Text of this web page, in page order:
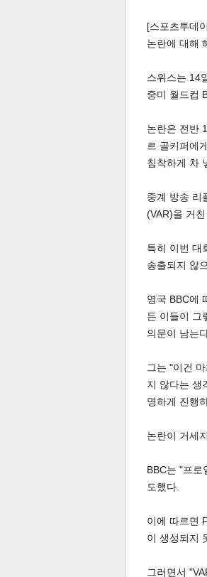
인
[스포츠투데
논란에 대해
스위스는 14
중미 월드컵
논란은 전반
르 골키퍼에
침착하게 차
중계 방송 리
(VAR)을 거
특히 이번 대
송출되지 않
영국 BBC에
든 이들이 그
의문이 남는
그는 "이건
지 않다는 생
명하게 진행
논란이 거세
BBC는 "프로
도했다.
이에 따르면
이 생성되지
그러면서